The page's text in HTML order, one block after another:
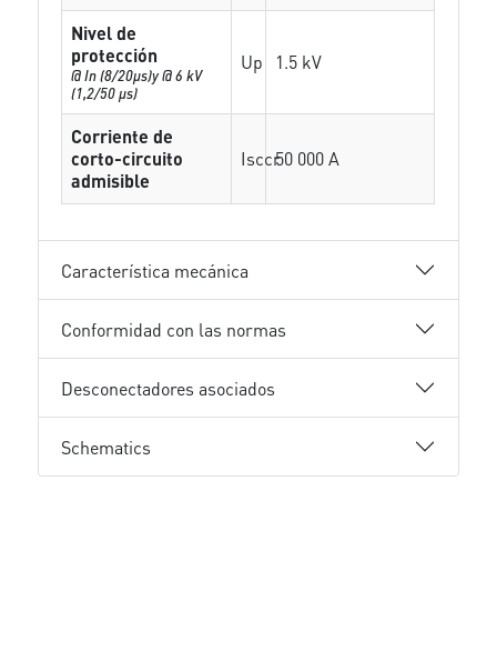
Nivel de
protección
@ In (8/20µs)y @ 6 kV
(1,2/50 µs)
Up 1.5 kV
Corriente de
corto-circuito
admisible
Isccr50 000 A
Característica mecánica
Conformidad con las normas
Desconectadores asociados
Schematics